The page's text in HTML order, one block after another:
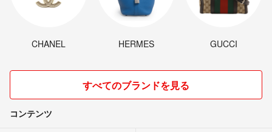
CHANEL HERMES GUCCI
すべてのブランドを見る
コンテンツ